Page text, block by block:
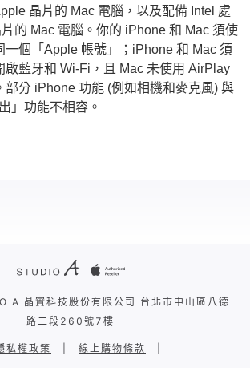
晶片的 Mac 電腦，以及配備 Intel 處
的 Mac 電腦。你的 iPhone 和 Mac 須使
一個「Apple 帳號」；iPhone 和 Mac 須
啟藍牙和 Wi-Fi，且 Mac 未使用 AirPlay
部分 iPhone 功能 (例如相機和麥克風) 與
」功能不相容。
晶實科技股份有限公司 台北市中山區八德
路二段260號7樓
私權政策 線上購物條款